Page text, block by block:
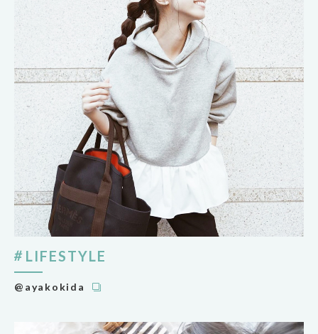
LIFESTYLE
@ayakokida